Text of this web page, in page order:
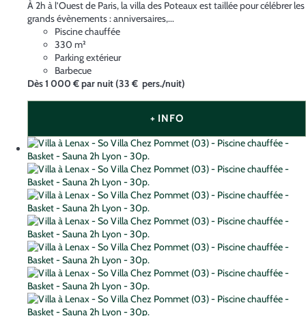
À 2h à l’Ouest de Paris, la villa des Poteaux est taillée pour célébrer les
grands évènements : anniversaires,...
Piscine chauffée
330 m²
Parking extérieur
Barbecue
Dès1 000 €par nuit(33 € pers./nuit)
+ INFO